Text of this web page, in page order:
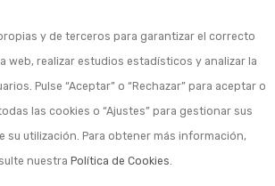
y de terceros para garantizar el correcto
web, realizar estudios estadísticos y analizar la
Pulse “Aceptar” o “Rechazar” para aceptar o
las cookies o “Ajustes” para gestionar sus
su utilización. Para obtener más información,
nuestra Política de Cookies.
y
maquinaria